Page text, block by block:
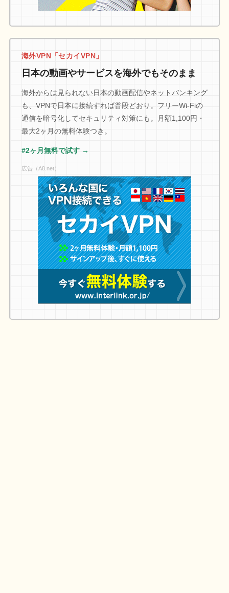
海外VPN「セカイVPN」
日本の動画やサービスを海外でもそのまま
海外からは見られない日本の動画配信やネットバンキング
も、VPNで日本に接続すれば普段どおり。フリーWi-Fiの
通信を暗号化してセキュリティ対策にも。月額1,100円・
最大2ヶ月の無料体験つき。
#2ヶ月無料で試す →
広告（A8.net）